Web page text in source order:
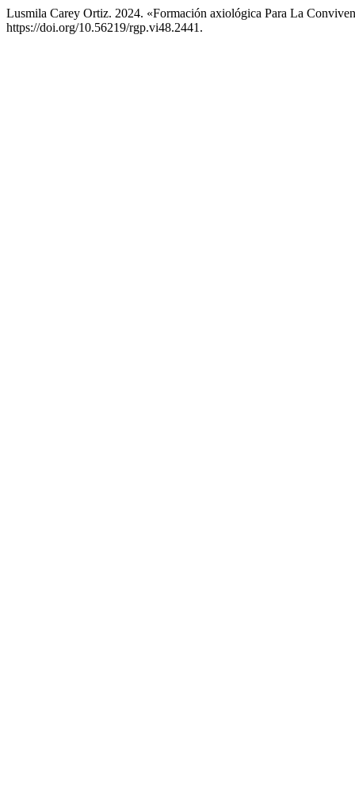
Lusmila Carey Ortiz. 2024. «Formación axiológica Para La
https://doi.org/10.56219/rgp.vi48.2441.